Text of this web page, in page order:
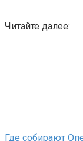
Читайте далее:
Где собирают